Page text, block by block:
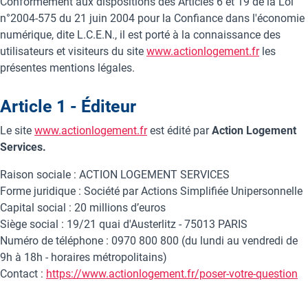
n°2004-575 du 21 juin 2004 pour la Confiance dans l'économie
numérique, dite L.C.E.N., il est porté à la connaissance des
utilisateurs et visiteurs du site www.actionlogement.frles
présentes mentions légales.
Article 1 - Éditeur
Le site www.actionlogement.frest édité parAction Logement
Services.
Raison sociale : ACTION LOGEMENT SERVICES
Forme juridique : Société par Actions Simplifiée Unipersonnelle
Capital social : 20 millions d’euros
Siège social : 19/21 quai d'Austerlitz - 75013 PARIS
Numéro de téléphone : 0970 800 800 (du lundi au vendredi de
9h à 18h - horaires métropolitains)
Contact : https://www.actionlogement.fr/poser-votre-question